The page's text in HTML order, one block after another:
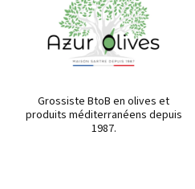
Grossiste BtoB en olives et
produits méditerranéens depuis
1987.